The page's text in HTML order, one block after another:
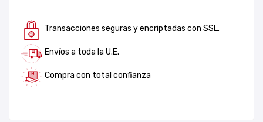
Transacciones seguras y encriptadas con SSL.
Envíos a toda la U.E.
Compra con total confianza